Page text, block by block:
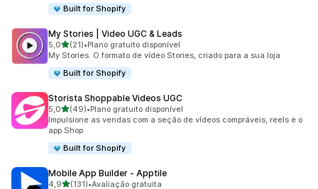
Built for Shopify
My Stories | Video UGC & Leads
5,0de 5 estrelas
(21)
21 avaliações ao todo
•Plano gratuito disponível
My Stories. O formato de vídeo Stories, criado para a sua loja
Built for Shopify
Storista Shoppable Videos UGC
5,0de 5 estrelas
(49)
49 avaliações ao todo
•Plano gratuito disponível
Impulsione as vendas com a seção de vídeos compráveis, reels e o
app Shop
Built for Shopify
Mobile App Builder ‑ Apptile
4,9de 5 estrelas
(131)•Avaliação gratuita